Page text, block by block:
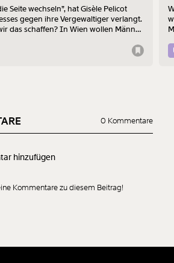
Seite wechseln”, hat Gisèle Pelicot
gegen ihre Vergewaltiger verlangt.
das schaffen? In Wien wollen Männer
Schritt machen.
0 Kommentare
hinzufügen
Kommentare zu diesem Beitrag!